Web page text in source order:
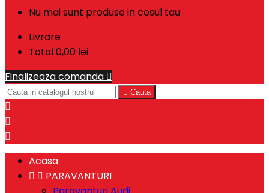
Nu mai sunt produse in cosul tau
Livrare
Total0,00 lei
Finalizeaza comanda 
 Cauta



Acasa
  PARAVANTURI